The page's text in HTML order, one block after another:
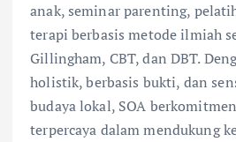
anak, seminar parenting,
terapi berbasis metode ilmiah
Gillingham, CBT, dan DBT.
holistik, berbasis bukti, dan
budaya lokal, SOA
terpercaya dalam mendukung